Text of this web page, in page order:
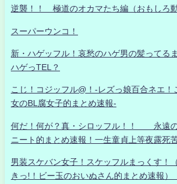
逆襲！！ 極道のオカマたち編（おもしろ動
スーパーウンコ！
新・ハゲッフル！哀愁のハゲ男の髪ってる
ハゲっTEL？
こじ！コジッフル@！-レズっ娘百合ネエ！
女のBL腐女子的まとめ速報-
何だ！何が？真・シロッフル！！ 永遠
ニート的まとめ速報！一生童貞上等夜露死苦
男装スケバン女子！スケッフルまっくす！
きっ!！ビー玉のおいぬさん的まとめ速報